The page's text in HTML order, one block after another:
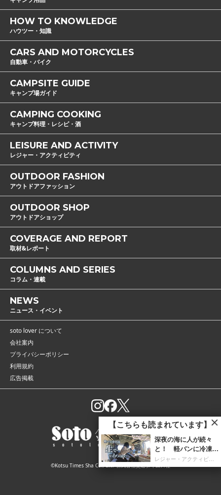
【こちらも読まれています】
深夜の海に人が続々
と！ 軽バンに冷凍庫
を携え「朝4時までホ
タルイカ掬い」の奮闘
HOW TO KNOWLEDGE
ハウツー・知識
CARS AND MOTORCYCLES
自動車・バイク
CAMPSITE GUIDE
キャンプ場ガイド
CAMPING COOKING
キャンプ料理・レシピ・酒
LEISURE AND ACTIVITY
レジャー・アクティビティ
OUTDOOR FASHION
アウトドアファッション
OUTDOOR SHOP
アウトドアショップ
COVERAGE AND REPORT
取材&レポート
COLUMNS AND SERIES
コラム・連載
NEWS
ニュース・イベント
soto lover について
会社案内
プライバシーポリシー
利用規約
広告掲載
©Kotsu Times Sha Co., Ltd. 株式会社交通タイムス社